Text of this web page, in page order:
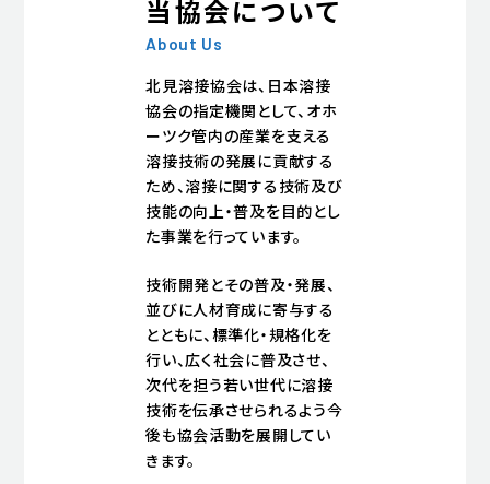
当協会について
About Us
北見溶接協会は、日本溶接
協会の指定機関として、オホ
ーツク管内の産業を支える
溶接技術の発展に貢献する
ため、溶接に関する技術及び
技能の向上・普及を目的とし
た事業を行っています。
技術開発とその普及・発展、
並びに人材育成に寄与する
とともに、標準化・規格化を
行い、広く社会に普及させ、
次代を担う若い世代に溶接
技術を伝承させられるよう今
後も協会活動を展開してい
きます。